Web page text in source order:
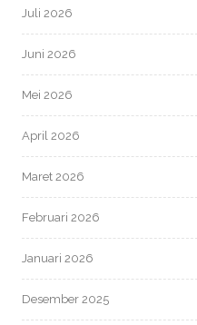
Juli 2026
Juni 2026
Mei 2026
April 2026
Maret 2026
Februari 2026
Januari 2026
Desember 2025